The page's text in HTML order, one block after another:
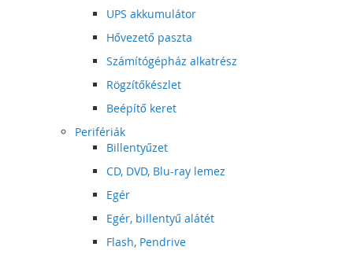
UPS akkumulátor
Hővezető paszta
Számítógépház alkatrész
Rögzítőkészlet
Beépítő keret
Perifériák
Billentyűzet
CD, DVD, Blu-ray lemez
Egér
Egér, billentyű alátét
Flash, Pendrive